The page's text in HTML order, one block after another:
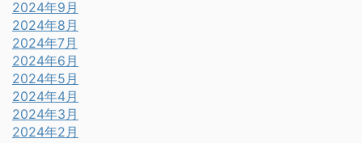
2024年9月
2024年8月
2024年7月
2024年6月
2024年5月
2024年4月
2024年3月
2024年2月